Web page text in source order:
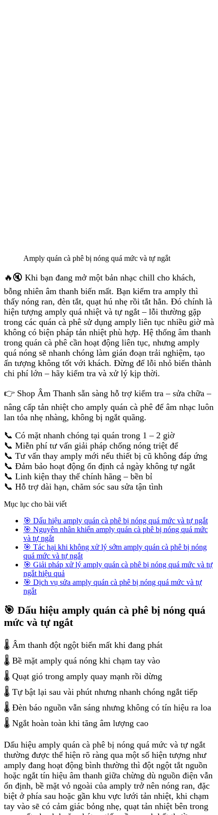
Amply quán cà phê bị nóng quá mức và tự ngắt
🔥🔇 Khi bạn đang mở một bản nhạc chill cho khách,
bỗng nhiên âm thanh biến mất. Bạn kiểm tra amply thì
thấy nóng ran, đèn tắt, quạt hú nhẹ rồi tắt hẳn. Đó chính là
hiện tượng amply quá nhiệt và tự ngắt – lỗi thường gặp
trong các quán cà phê sử dụng amply liên tục nhiều giờ mà
không có biện pháp tản nhiệt phù hợp. Hệ thống âm thanh
trong quán cà phê cần hoạt động liên tục, nhưng amply
quá nóng sẽ nhanh chóng làm gián đoạn trải nghiệm, tạo
ấn tượng không tốt với khách. Đừng để lỗi nhỏ biến thành
chi phí lớn – hãy kiểm tra và xử lý kịp thời.
👉 Shop Âm Thanh sẵn sàng hỗ trợ kiểm tra – sửa chữa –
nâng cấp tản nhiệt cho amply quán cà phê để âm nhạc luôn
lan tỏa nhẹ nhàng, không bị ngắt quãng.
📞 Có mặt nhanh chóng tại quán trong 1 – 2 giờ
📞 Miễn phí tư vấn giải pháp chống nóng triệt để
📞 Tư vấn thay amply mới nếu thiết bị cũ không đáp ứng
📞 Đảm bảo hoạt động ổn định cả ngày không tự ngắt
📞 Linh kiện thay thế chính hãng – bền bỉ
📞 Hỗ trợ dài hạn, chăm sóc sau sửa tận tình
Mục lục cho bài viết
🎯 Dấu hiệu amply quán cà phê bị nóng quá mức và tự ngắt
🎯 Nguyên nhân khiến amply quán cà phê bị nóng quá mức
và tự ngắt
🎯 Tác hại khi không xử lý sớm amply quán cà phê bị nóng
quá mức và tự ngắt
🎯 Giải pháp xử lý amply quán cà phê bị nóng quá mức và tự
ngắt hiệu quả
🎯 Dịch vụ sửa amply quán cà phê bị nóng quá mức và tự
ngắt
🎯 Dấu hiệu amply quán cà phê bị nóng quá
mức và tự ngắt
🌡️ Âm thanh đột ngột biến mất khi đang phát
🌡️ Bề mặt amply quá nóng khi chạm tay vào
🌡️ Quạt gió trong amply quay mạnh rồi dừng
🌡️ Tự bật lại sau vài phút nhưng nhanh chóng ngắt tiếp
🌡️ Đèn báo nguồn vẫn sáng nhưng không có tín hiệu ra loa
🌡️ Ngắt hoàn toàn khi tăng âm lượng cao
Dấu hiệu amply quán cà phê bị nóng quá mức và tự ngắt
thường được thể hiện rõ ràng qua một số hiện tượng như
amply đang hoạt động bình thường thì đột ngột tắt nguồn
hoặc ngắt tín hiệu âm thanh giữa chừng dù nguồn điện vẫn
ổn định, bề mặt vỏ ngoài của amply trở nên nóng ran, đặc
biệt ở phía sau hoặc gần khu vực lưới tản nhiệt, khi chạm
tay vào sẽ có cảm giác bỏng nhẹ, quạt tản nhiệt bên trong